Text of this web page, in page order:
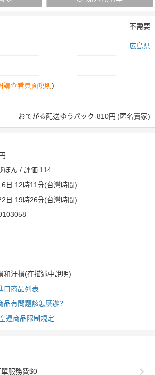
不需要
広島県
請查看頁面說明)
おてがる配送ゆうパック-810円 (匿名賣家)
ぼん / 評価:114
日 12時11分(台灣時間)
日 19時26分(台灣時間)
和汙損(在描述中說明)
口商品列表
品有問題該怎麼辦?
運商品限制規定
單服務費$0